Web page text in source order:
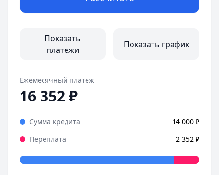
Показать
платежи
Показать график
Ежемесячный платеж
16 352₽
Сумма кредита 14 000 ₽
Переплата
2 352 ₽